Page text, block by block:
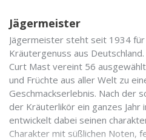
Jägermeister
Jägermeister steht seit 1934
Kräutergenuss aus
Curt Mast vereint 56
und Früchte aus aller Welt zu
Geschmackserlebnis. Nach der
der Kräuterlikör ein ganzes Jahr
entwickelt dabei seinen
Charakter mit süßlichen Noten,